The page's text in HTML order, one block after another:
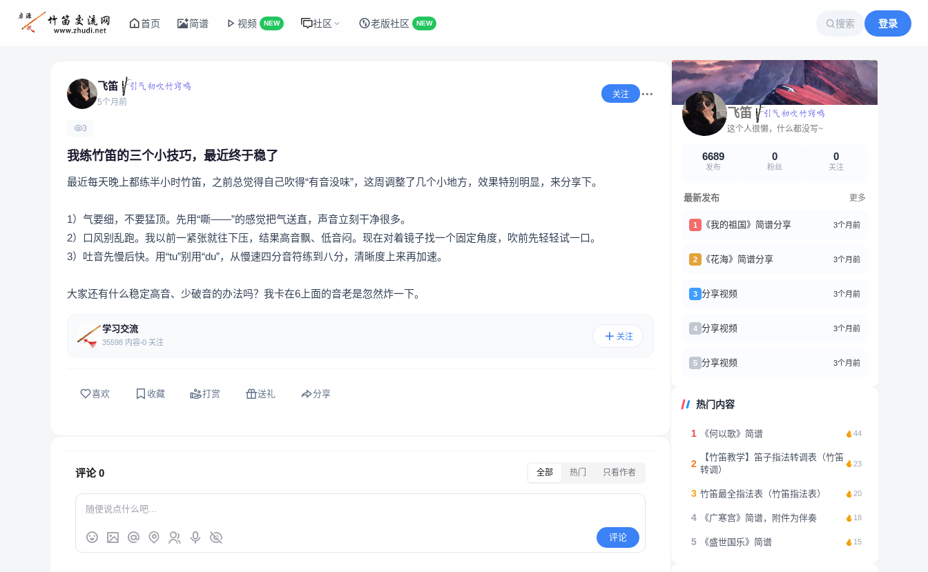
首页 简谱 视频 NEW 社区 老版社区 NEW 搜索 登录
飞笛
5个月前
关注
3
我练竹笛的三个小技巧，最近终于稳了
最近每天晚上都练半小时竹笛，之前总觉得自己吹得“有音没味”，这周调整了几个小地方，效果特别明显，来分享下。
1）气要细，不要猛顶。先用“嘶——”的感觉把气送直，声音立刻干净很多。
2）口风别乱跑。我以前一紧张就往下压，结果高音飘、低音闷。现在对着镜子找一个固定角度，吹前先轻轻试一口。
3）吐音先慢后快。用“tu”别用“du”，从慢速四分音符练到八分，清晰度上来再加速。
大家还有什么稳定高音、少破音的办法吗？我卡在6上面的音老是忽然炸一下。
学习交流
35598 内容 0 关注
关注
喜欢 收藏 打赏 送礼 分享
评论0 全部 热门 只看作者
评论
飞笛
这个人很懒，什么都没写~
6689
发布
0
粉丝
0
关注
最新发布 更多
1 《我的祖国》简谱分享 3个月前
2 《花海》简谱分享 3个月前
3 分享视频 3个月前
4 分享视频 3个月前
5 分享视频 3个月前
热门内容
1 《何以歌》简谱 44
2
【竹笛教学】笛子指法转调表（竹笛
转调）
23
3 竹笛最全指法表（竹笛指法表） 20
4 《广寒宫》简谱，附件为伴奏 18
5 《盛世国乐》简谱 15